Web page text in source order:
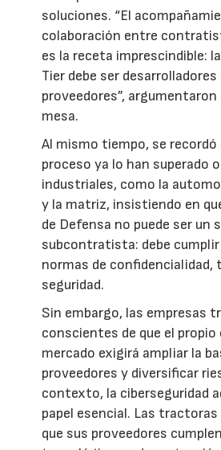
soluciones. “El
colaboración entre
es la receta imprescindible:
Tier debe ser
proveedores”,
mesa.
Al mismo tiempo, se recordó
proceso ya lo han superado
industriales, como la
y la matriz, insistiendo en
de Defensa no puede ser un
subcontratista: debe
normas de confidencialidad,
seguridad.
Sin embargo, las empresas
conscientes de que el
mercado exigirá ampliar la
proveedores y diversificar
contexto, la ciberseguridad
papel esencial. Las tractoras
que sus proveedores